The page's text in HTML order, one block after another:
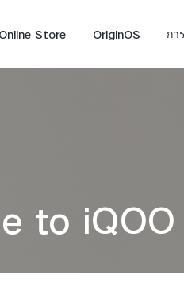
Online Store OriginOS กา
to